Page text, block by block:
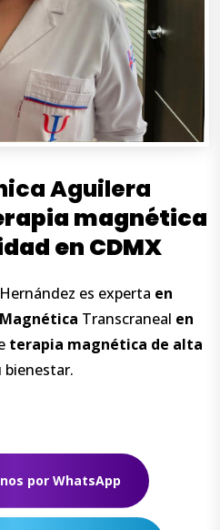
Aguilera
magnética
en CDMX
es experta en
Magnética Transcraneal en
terapia magnética de alta
bienestar.
por WhatsApp